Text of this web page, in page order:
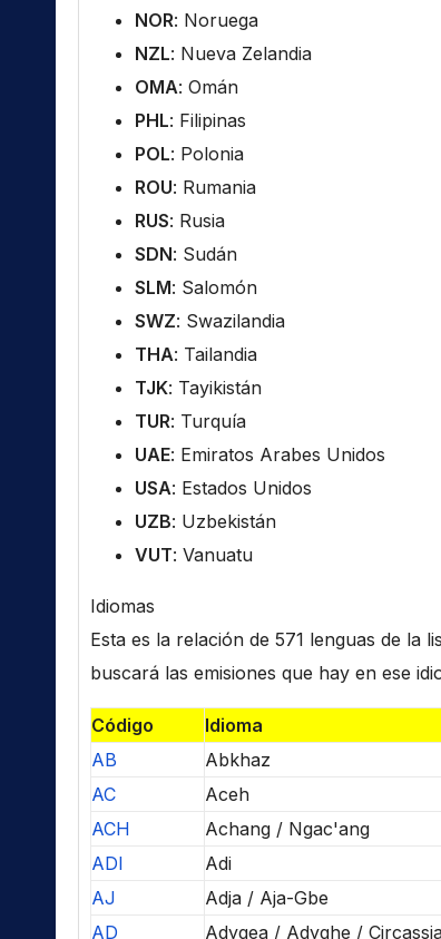
NOR: Noruega
NZL: Nueva Zelandia
OMA: Omán
PHL: Filipinas
POL: Polonia
ROU: Rumania
RUS: Rusia
SDN: Sudán
SLM: Salomón
SWZ: Swazilandia
THA: Tailandia
TJK: Tayikistán
TUR: Turquía
UAE: Emiratos Arabes Unidos
USA: Estados Unidos
UZB: Uzbekistán
VUT: Vanuatu
Idiomas
Esta es la relación de 571 lenguas de la
buscará las emisiones que hay en ese
Código
Idioma
AB
Abkhaz
AC
Aceh
ACH
Achang / Ngac'ang
ADI
Adi
AJ
Adja / Aja-Gbe
AD
Adygea / Adyghe /